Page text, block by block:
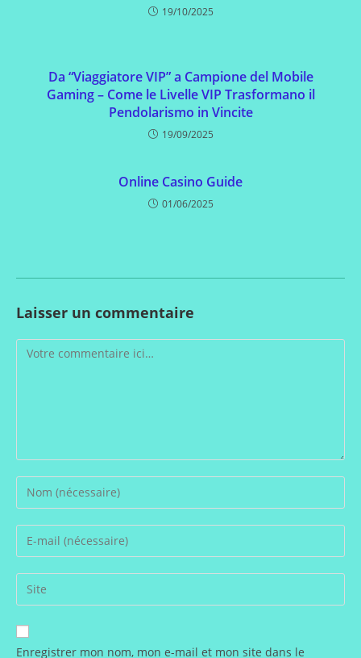
19/10/2025
Da “Viaggiatore VIP” a Campione del Mobile
Gaming – Come le Livelle VIP Trasformano il
Pendolarismo in Vincite
19/09/2025
Online Casino Guide
01/06/2025
Laisser un commentaire
Comment
Enter
your
name
comment
Enter
your
email
address
comment
Saisir
l’URL
de
votre
Enregistrer mon nom, mon e-mail et mon site dans le